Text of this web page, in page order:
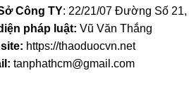
Công TY: 22/21/07 Đường Số
pháp luật: Vũ Văn Thắng
https://thaoduocvn.net
tanphathcm@gmail.com